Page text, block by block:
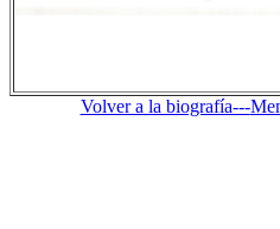
Volver a la biografía---